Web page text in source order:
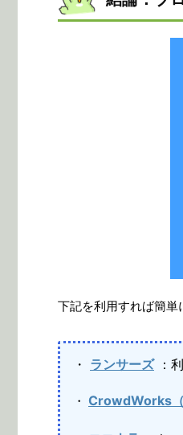
下記を利用すれば簡単
・ ランサーズ ：
・ CrowdWorks（